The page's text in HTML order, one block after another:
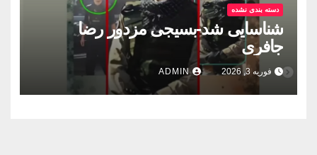
دسته بندی نشده
شناسایی شد-بسيجى مزدور رضا
جافری
فوریه 3, 2026 ADMIN